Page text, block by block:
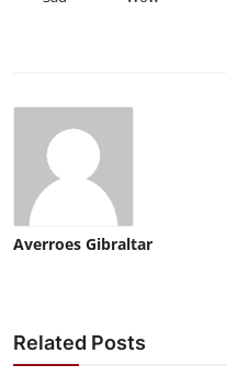
Averroes Gibraltar
Related Posts